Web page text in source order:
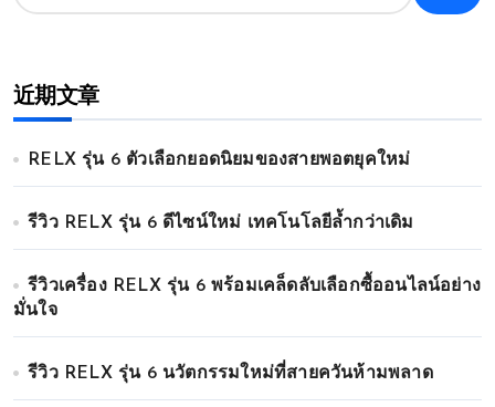
近期文章
RELX รุ่น 6 ตัวเลือกยอดนิยมของสายพอตยุคใหม่
รีวิว RELX รุ่น 6 ดีไซน์ใหม่ เทคโนโลยีล้ำกว่าเดิม
รีวิวเครื่อง RELX รุ่น 6 พร้อมเคล็ดลับเลือกซื้ออนไลน์อย่าง
มั่นใจ
รีวิว RELX รุ่น 6 นวัตกรรมใหม่ที่สายควันห้ามพลาด